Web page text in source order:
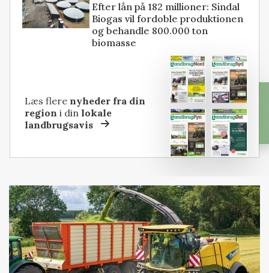
Efter lån på 182 millioner: Sindal
Biogas vil fordoble produktionen
og behandle 800.000 ton
biomasse
Læs flere nyheder fra din
region i dinlokale
landbrugsavis